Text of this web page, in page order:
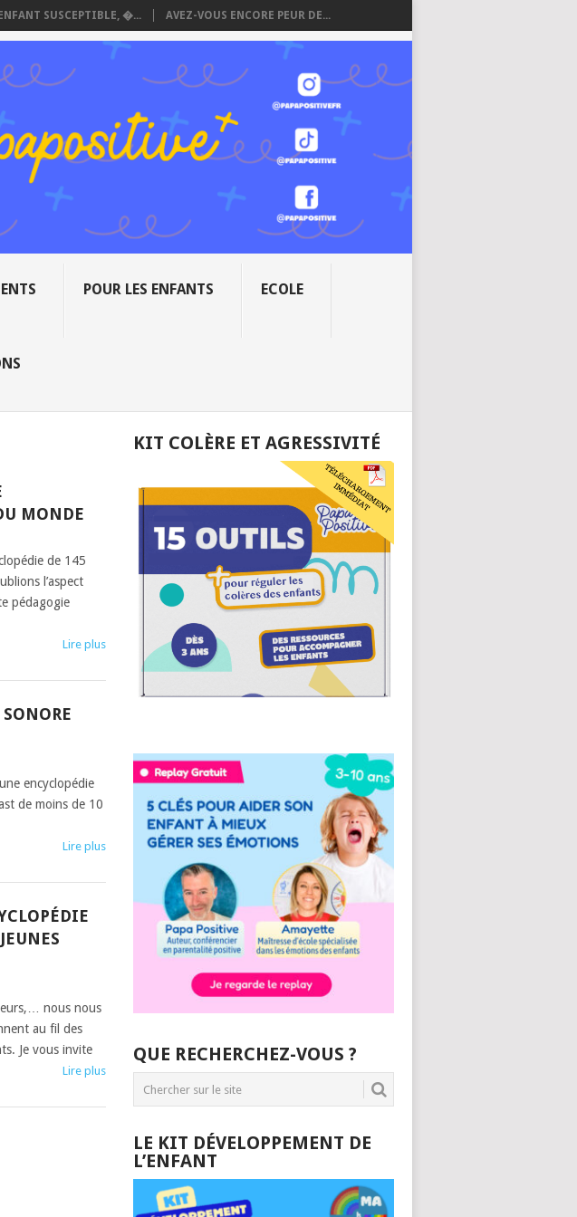
SUSCEPTIBLE, �... AVEZ-VOUS ENCORE PEUR DE...
POUR LES ENFANTS ECOLE
MONDE
de 145
l’aspect
pédagogie
Lire plus
encyclopédie
de moins de 10
Lire plus
nous nous
au fil des
Je vous invite
Lire plus
KIT COLÈRE ET AGRESSIVITÉ
QUE RECHERCHEZ-VOUS ?
LE KIT DÉVELOPPEMENT DE
L’ENFANT